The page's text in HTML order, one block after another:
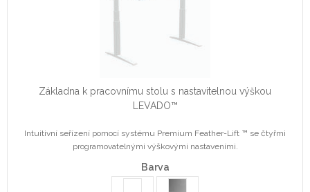
Základna k pracovnímu stolu s nastavitelnou výškou
LEVADO™
Intuitivní seřízení pomocí systému Premium Feather-Lift ™ se čtyřmi
programovatelnými výškovými nastaveními.
Barva